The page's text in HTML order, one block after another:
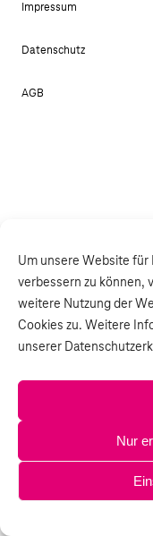
Um unsere Website
verbessern zu können,
weitere Nutzung der
Cookies zu. Weitere
unserer
Nur
Impressum
Datenschutz
AGB